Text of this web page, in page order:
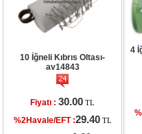
10 İğneli Kıbrıs Oltası-
av14843
Fiyatı : 30.00 TL
%2Havale/EFT :29.40 TL
4